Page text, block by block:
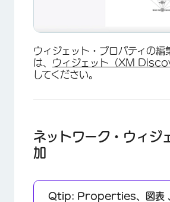
ウィジェット・プロパティの編
は、 ウィジェット（XM
してください。
ネットワーク・ウィジ
加
Qtip: Properties、 図表